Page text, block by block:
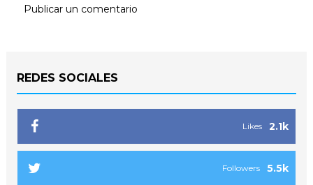
Publicar un comentario
REDES SOCIALES
2.1k
Likes
5.5k
Followers